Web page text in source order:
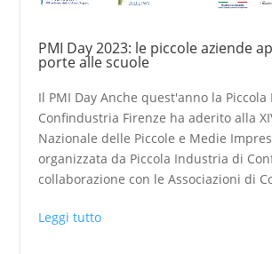
PMI Day 2023: le piccole aziende
porte alle scuole
Il PMI Day Anche quest'anno la
Confindustria Firenze ha aderito alla
Nazionale delle Piccole e Medie
organizzata da Piccola Industria di
collaborazione con le Associazioni di
Leggi tutto